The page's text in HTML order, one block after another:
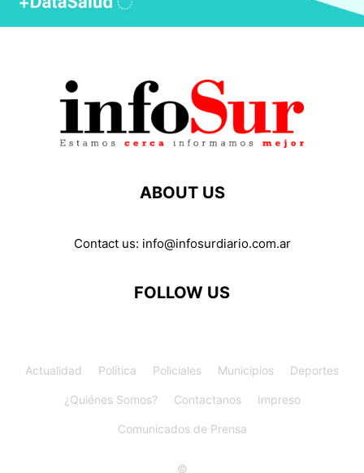
ABOUT US
Contact us: info@infosurdiario.com.ar
FOLLOW US
Actualidad Política Policiales Municipios Deportes
¿Quiénes Somos? Contactanos Impreso
Comunicados de Prensa
©